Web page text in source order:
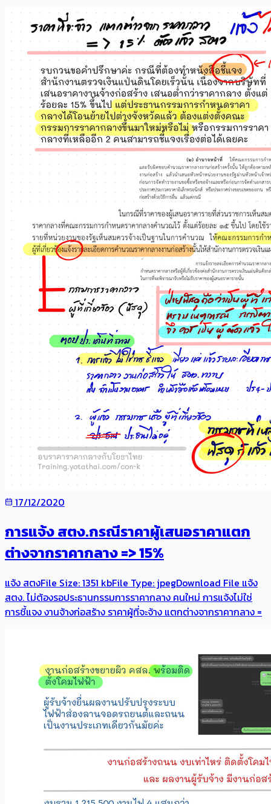
17/12/2020
การแจ้ง สตง.กรณีราคาผู้เสนอราคาแตก
ต่างจากราคากลาง => 15%
แจ้ง สตงFile Size: 1351 kbFile Type: jpegDownload File แจ้ง
สตง. ไม่ต้องรอประธานกรรมการราคากลาง คนใหม่ การแจ้งไม่ใช่
การชี้แจง ​งานจ้างก่อสร้าง ราคาผู้ที่จะจ้าง แตกต่างจากราคากลาง =